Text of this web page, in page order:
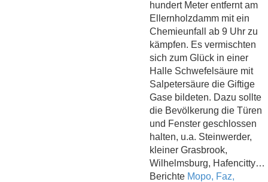
hundert Meter entfernt am
Ellernholzdamm mit ein
Chemieunfall ab 9 Uhr zu
kämpfen. Es vermischten
sich zum Glück in einer
Halle Schwefelsäure mit
Salpetersäure die Giftige
Gase bildeten. Dazu sollte
die Bevölkerung die Türen
und Fenster geschlossen
halten, u.a. Steinwerder,
kleiner Grasbrook,
Wilhelmsburg, Hafencitty…
Berichte Mopo, Faz,